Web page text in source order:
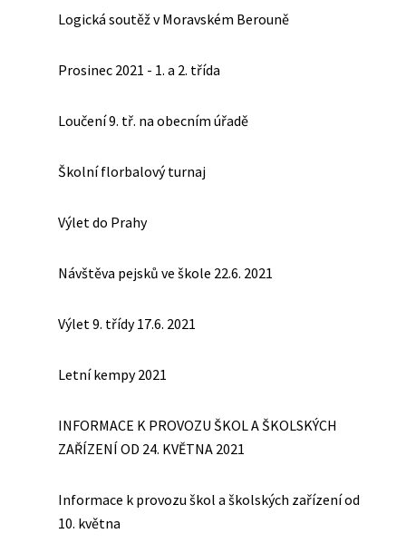
Logická soutěž v Moravském Berouně
Prosinec 2021 - 1. a 2. třída
Loučení 9. tř. na obecním úřadě
Školní florbalový turnaj
Výlet do Prahy
Návštěva pejsků ve škole 22.6. 2021
Výlet 9. třídy 17.6. 2021
Letní kempy 2021
INFORMACE K PROVOZU ŠKOL A ŠKOLSKÝCH
ZAŘÍZENÍ OD 24. KVĚTNA 2021
Informace k provozu škol a školských zařízení od
10. května